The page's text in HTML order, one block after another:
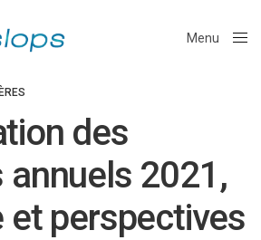
Menu
des
2021,
et perspectives